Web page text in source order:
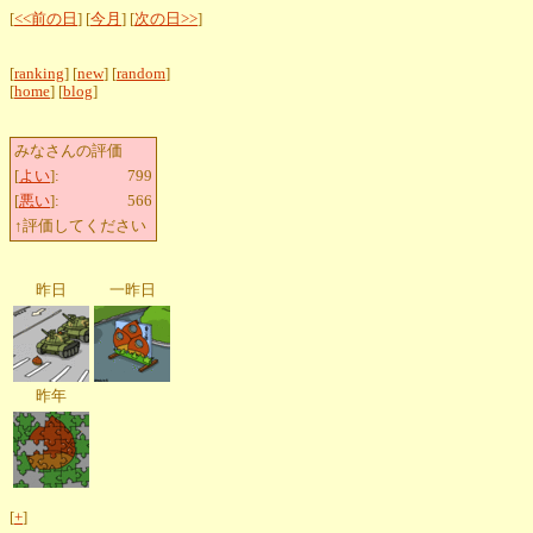
[<<前の日 ] [今月 ] [次の日>>]
[ranking] [new] [random]
[home] [blog]
みなさんの評価
[よい]:
799
[悪い]:
566
↑評価してください
昨日 一昨日
昨年
[+]